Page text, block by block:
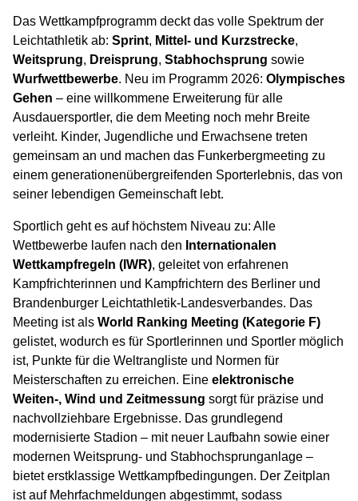
Das Wettkampfprogramm deckt das volle Spektrum der
Leichtathletik ab: Sprint, Mittel- und Kurzstrecke,
Weitsprung, Dreisprung, Stabhochsprung sowie
Wurfwettbewerbe. Neu im Programm 2026: Olympisches
Gehen – eine willkommene Erweiterung für alle
Ausdauersportler, die dem Meeting noch mehr Breite
verleiht. Kinder, Jugendliche und Erwachsene treten
gemeinsam an und machen das Funkerbergmeeting zu
einem generationenübergreifenden Sporterlebnis, das von
seiner lebendigen Gemeinschaft lebt.
Sportlich geht es auf höchstem Niveau zu: Alle
Wettbewerbe laufen nach den Internationalen
Wettkampfregeln (IWR), geleitet von erfahrenen
Kampfrichterinnen und Kampfrichtern des Berliner und
Brandenburger Leichtathletik-Landesverbandes. Das
Meeting ist als World Ranking Meeting (Kategorie F)
gelistet, wodurch es für Sportlerinnen und Sportler möglich
ist, Punkte für die Weltrangliste und Normen für
Meisterschaften zu erreichen. Eine elektronische
Weiten-, Wind und Zeitmessung sorgt für präzise und
nachvollziehbare Ergebnisse. Das grundlegend
modernisierte Stadion – mit neuer Laufbahn sowie einer
modernen Weitsprung- und Stabhochsprunganlage –
bietet erstklassige Wettkampfbedingungen. Der Zeitplan
ist auf Mehrfachmeldungen abgestimmt, sodass